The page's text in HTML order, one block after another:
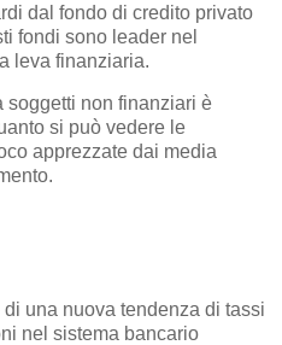
dal fondo di credito privato
fondi sono leader nel
leva finanziaria.
soggetti non finanziari è
si può vedere le
apprezzate dai media
una nuova tendenza di tassi
nel sistema bancario